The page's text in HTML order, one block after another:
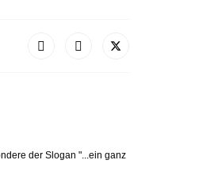
der Slogan "...ein ganz